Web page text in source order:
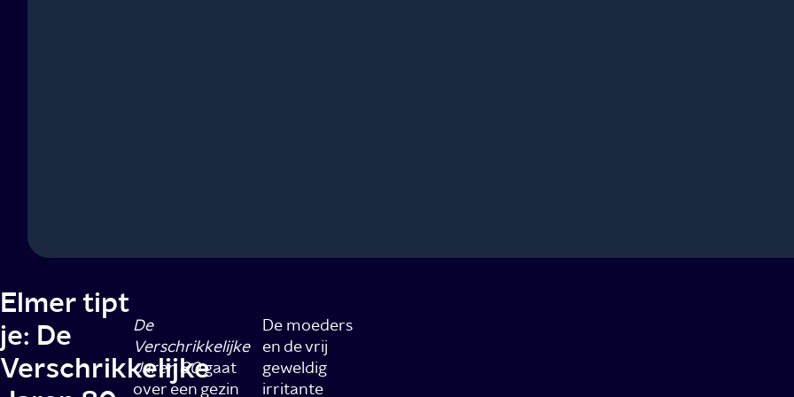
Elmer tipt
je: De
Verschrikkelijke
De
Verschrikkelijke
Jaren 80gaat
over een gezin
De moeders
en de vrij
geweldig
irritante